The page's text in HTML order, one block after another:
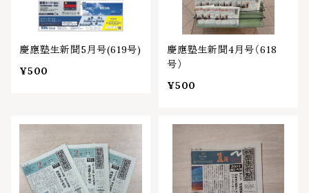
慶應塾生新聞5月号(619号)
¥500
慶應塾生新聞4月号（618
号）
¥500